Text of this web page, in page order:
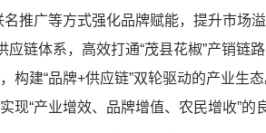
推广等方式强化品牌赋能，提升市场
应链体系，高效打通“茂县花椒”产销链
构建“品牌+供应链”双轮驱动的产业生
现“产业增效、品牌增值、农民增收”的